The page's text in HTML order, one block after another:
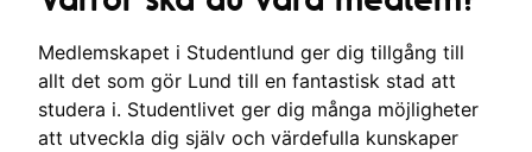
Medlemskapet i Studentlund ger dig tillgång till
allt det som gör Lund till en fantastisk stad att
studera i. Studentlivet ger dig många möjligheter
att utveckla dig själv och värdefulla kunskaper